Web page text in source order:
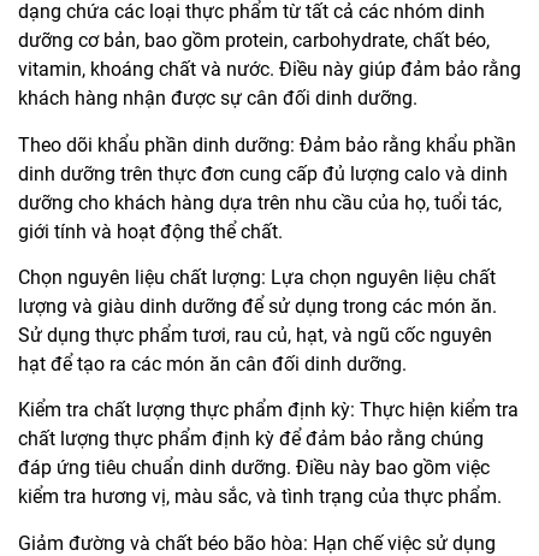
dạng chứa các loại thực phẩm từ tất cả các nhóm dinh
dưỡng cơ bản, bao gồm protein, carbohydrate, chất béo,
vitamin, khoáng chất và nước. Điều này giúp đảm bảo rằng
khách hàng nhận được sự cân đối dinh dưỡng.
Theo dõi khẩu phần dinh dưỡng: Đảm bảo rằng khẩu phần
dinh dưỡng trên thực đơn cung cấp đủ lượng calo và dinh
dưỡng cho khách hàng dựa trên nhu cầu của họ, tuổi tác,
giới tính và hoạt động thể chất.
Chọn nguyên liệu chất lượng: Lựa chọn nguyên liệu chất
lượng và giàu dinh dưỡng để sử dụng trong các món ăn.
Sử dụng thực phẩm tươi, rau củ, hạt, và ngũ cốc nguyên
hạt để tạo ra các món ăn cân đối dinh dưỡng.
Kiểm tra chất lượng thực phẩm định kỳ: Thực hiện kiểm tra
chất lượng thực phẩm định kỳ để đảm bảo rằng chúng
đáp ứng tiêu chuẩn dinh dưỡng. Điều này bao gồm việc
kiểm tra hương vị, màu sắc, và tình trạng của thực phẩm.
Giảm đường và chất béo bão hòa: Hạn chế việc sử dụng